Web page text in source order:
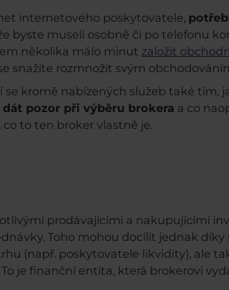
internetového poskytovatele,
byste museli osobně či po telefonu
několika málo minut založit
snažíte rozmnožit svým
kromě nabízených služeb také tím,
dát pozor při výběru brokera a co
to ten broker vlastně je.
prodávajícími a nakupujícími
Toho mohou docílit jednak
(např. poskytovatele likvidity), ale
To je finanční entita, která brokerovi